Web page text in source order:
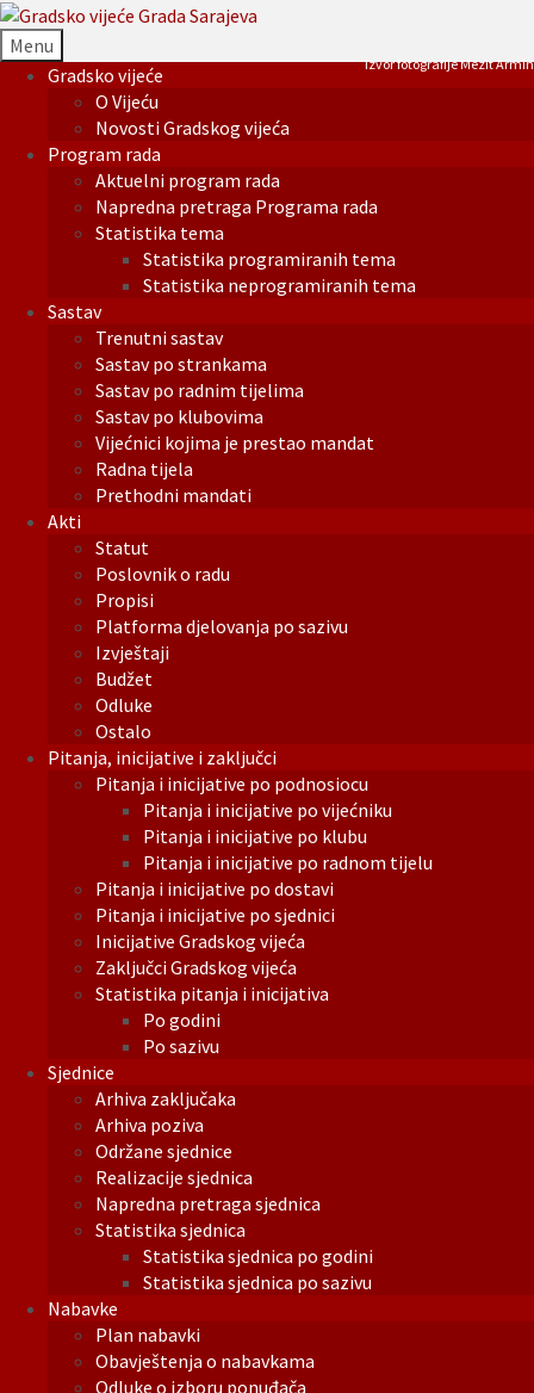
Menu
Gradsko vijeće
O Vijeću
Novosti Gradskog vijeća
Program rada
Aktuelni program rada
Napredna pretraga Programa rada
Statistika tema
Statistika programiranih tema
Statistika neprogramiranih tema
Sastav
Trenutni sastav
Sastav po strankama
Sastav po radnim tijelima
Sastav po klubovima
Vijećnici kojima je prestao mandat
Radna tijela
Prethodni mandati
Akti
Statut
Poslovnik o radu
Propisi
Platforma djelovanja po sazivu
Izvještaji
Budžet
Odluke
Ostalo
Pitanja, inicijative i zaključci
Pitanja i inicijative po podnosiocu
Pitanja i inicijative po vijećniku
Pitanja i inicijative po klubu
Pitanja i inicijative po radnom tijelu
Pitanja i inicijative po dostavi
Pitanja i inicijative po sjednici
Inicijative Gradskog vijeća
Zaključci Gradskog vijeća
Statistika pitanja i inicijativa
Po godini
Po sazivu
Sjednice
Arhiva zaključaka
Arhiva poziva
Održane sjednice
Realizacije sjednica
Napredna pretraga sjednica
Statistika sjednica
Statistika sjednica po godini
Statistika sjednica po sazivu
Nabavke
Plan nabavki
Obavještenja o nabavkama
Odluke o izboru ponuđača
Izvor fotografije Mezit Armin